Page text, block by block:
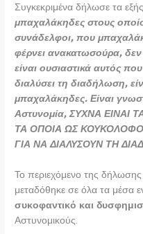
Συγκεκριμένα δήλωσε τα
μπαχαλάκηδες στους
συνάδελφοι, που
φέρνει ανακατωσούρα, δεν
είναι ουσιαστικά αυτός
διαλύσει τη διαδήλωση,
μπαχαλάκηδες.Είναι
Αστυνομία, ΣΥΧΝΑ ΕΙΝΑΙ
ΤΑ ΟΠΟΙΑ ΩΣ
ΓΙΑ ΝΑ ΔΙΑΛΥΣΟΥΝ ΤΗ
Το περιεχόμενο της
μεταδόθηκε σε όλα τα μέσα
συκοφαντικό και
Αστυνομικούς.